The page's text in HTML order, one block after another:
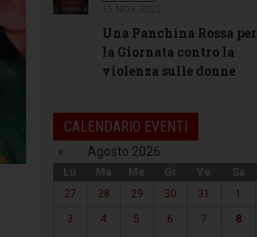
Una Panchina Rossa per
la Giornata contro la
violenza sulle donne
CALENDARIO EVENTI
« Agosto 2026
Lu Ma Me Gi Ve Sa
27
28 29 30 31 1
3
4 5 6 7 8